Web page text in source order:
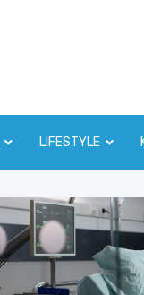
LIFESTYLE